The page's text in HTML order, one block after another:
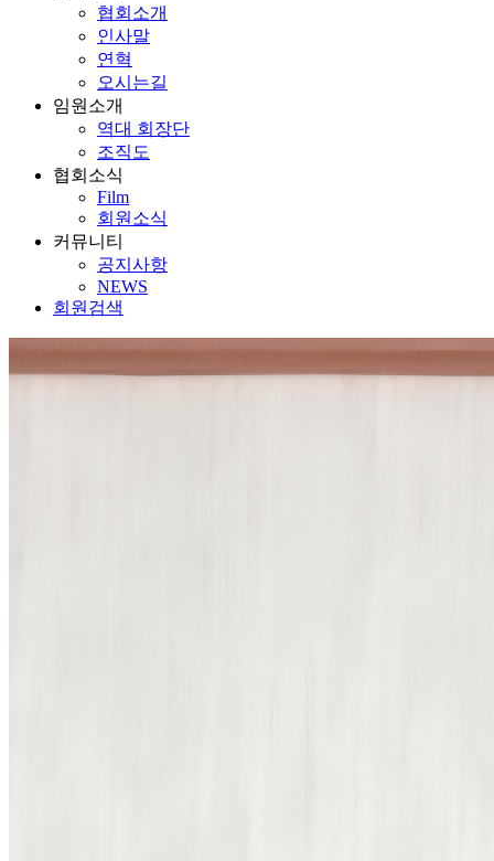
협회소개
인사말
연혁
오시는길
임원소개
역대 회장단
조직도
협회소식
Film
회원소식
커뮤니티
공지사항
NEWS
회원검색